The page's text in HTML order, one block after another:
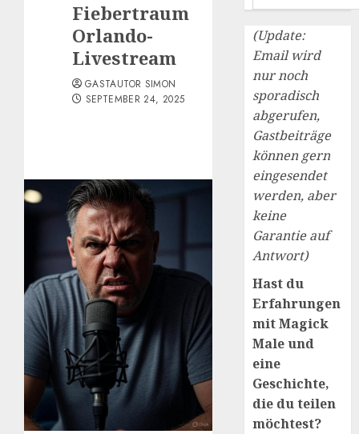
Fiebertraum
Orlando-
Livestream
GASTAUTOR SIMON
SEPTEMBER 24, 2025
(Update:
Email wird
nur noch
sporadisch
abgerufen,
Gastbeiträge
können gern
eingesendet
werden, aber
keine
Garantie auf
Antwort)
Hast du
Erfahrungen
mit Magick
Male und
eine
Geschichte,
die du teilen
möchtest?